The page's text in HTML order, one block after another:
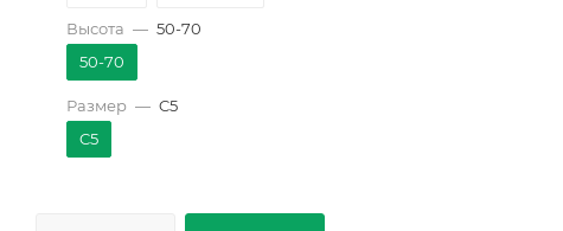
Klostergrun
Heideperle
Fastigiata
Spielberg
Высота — 50-70
50-70
Размер — C5
C5